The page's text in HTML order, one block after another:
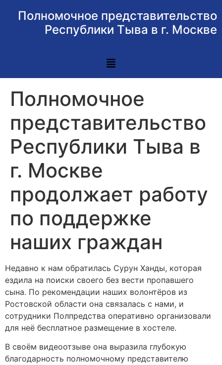
Полномочное представительство
Республики Тыва в г. Москве
Полномочное
представительство
Республики Тыва в
г. Москве
продолжает работу
по поддержке
наших граждан
Недавно к нам обратилась Сурун Ханды, которая
ездила на поиски своего без вести пропавшего
сына. По рекомендации наших волонтёров из
Ростовской области она связалась с нами, и
сотрудники Полпредства оперативно организовали
для неё бесплатное размещение в хостеле.
В своём видеоотзыве она выразила глубокую
благодарность полномочному представителю